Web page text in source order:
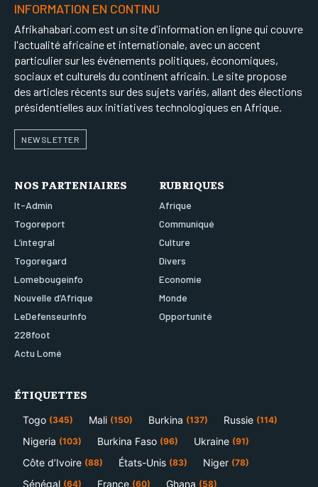
INFORMATION EN CONTINU
Afrikahabari.com est un site d'information en ligne qui couvre
l'actualité africaine et internationale, avec un accent
particulier sur les événements politiques, économiques,
sociaux et culturels du continent africain. Le site propose
des articles récents sur des sujets variés, allant des élections
présidentielles aux initiatives technologiques en Afrique.
NEWSLETTER
NOS PARTENIAIRES
It-Admin
Togoreport
L’integral
Togoregard
Lomebougeinfo
Nouvelle d’Afrique
LeDefenseurInfo
228foot
Actu Lomé
RUBRIQUES
Afrique
Communiqué
Culture
Divers
Economie
Monde
Opportunité
ÉTIQUETTES
Togo (345) Mali (150) Burkina (137) Russie (114)
Nigeria (103) Burkina Faso (96) Ukraine (91)
Côte d’Ivoire (88) États-Unis (83) Niger (78)
Sénégal (64) France (60) Ghana (58)